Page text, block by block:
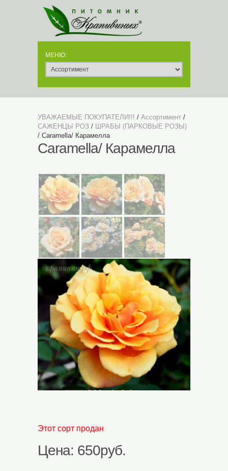
УВАЖАЕМЫЕ ПОКУПАТЕЛИ!!! / Ассортимент /
САЖЕНЦЫ РОЗ / ШРАБЫ (ПАРКОВЫЕ РОЗЫ)
/ Caramella/ Карамелла
Caramella/ Карамелла
Этот сорт продан
Цена: 650руб.